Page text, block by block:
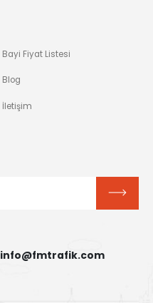
Bayi Fiyat Listesi
Blog
İletişim
info@fmtrafik.com